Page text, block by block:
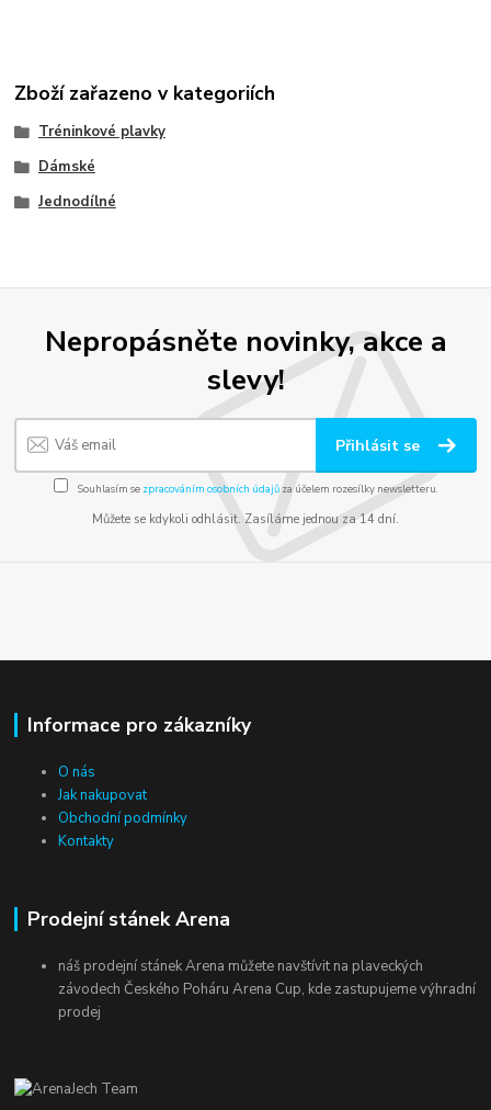
Zboží zařazeno v kategoriích
Tréninkové plavky
Dámské
Jednodílné
Nepropásněte novinky, akce a
slevy!
Přihlásit se
Souhlasím se zpracováním osobních údajůza účelem rozesílky newsletteru.
Můžete se kdykoli odhlásit. Zasíláme jednou za 14 dní.
Informace pro zákazníky
O nás
Jak nakupovat
Obchodní podmínky
Kontakty
Prodejní stánek Arena
náš prodejní stánek Arena můžete navštívit na plaveckých
závodech Českého Poháru Arena Cup, kde zastupujeme výhradní
prodej